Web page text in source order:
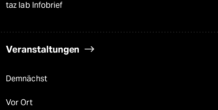
taz lab Infobrief
Veranstaltungen
Demnächst
Vor Ort